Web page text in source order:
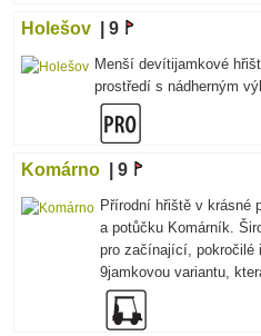
Holešov | 9
Menší devítijamkové
prostředí s nádherným
Komárno | 9
Přírodní hřiště v krásné
a potůčku Komárník.
pro začínající, pokročilé
9jamkovou variantu,